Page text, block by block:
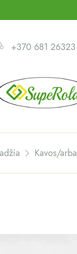
+370 681 26323
Kavos/